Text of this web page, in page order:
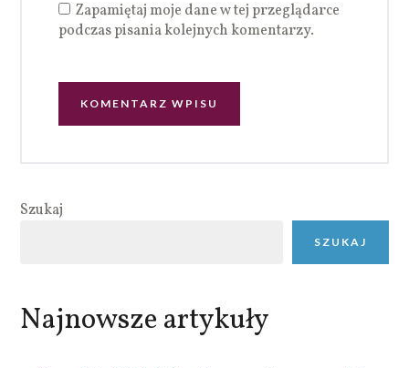
Zapamiętaj moje dane w tej przeglądarce
podczas pisania kolejnych komentarzy.
Szukaj
SZUKAJ
Najnowsze artykuły